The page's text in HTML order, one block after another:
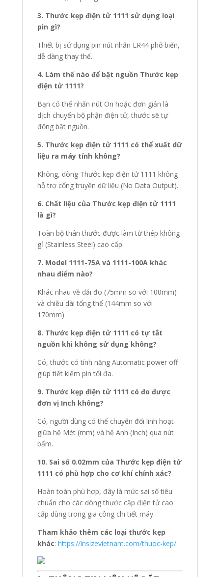
3. Thước kẹp điện tử 1111 sử dụng loại
pin gì?
Thiết bị sử dụng pin nút nhấn LR44 phổ biến,
dễ dàng thay thế.
4. Làm thế nào để bật nguồn Thước kẹp
điện tử 1111?
Bạn có thể nhấn nút On hoặc đơn giản là
dịch chuyển bộ phận điện tử, thước sẽ tự
động bật nguồn.
5. Thước kẹp điện tử 1111 có thể xuất dữ
liệu ra máy tính không?
Không, dòng Thước kẹp điện tử 1111 không
hỗ trợ cổng truyền dữ liệu (No Data Output).
6. Chất liệu của Thước kẹp điện tử 1111
là gì?
Toàn bộ thân thước được làm từ thép không
gỉ (Stainless Steel) cao cấp.
7. Model 1111-75A và 1111-100A khác
nhau điểm nào?
Khác nhau về dải đo (75mm so với 100mm)
và chiều dài tổng thể (144mm so với
170mm).
8. Thước kẹp điện tử 1111 có tự tắt
nguồn khi không sử dụng không?
Có, thước có tính năng Automatic power off
giúp tiết kiệm pin tối đa.
9. Thước kẹp điện tử 1111 có đo được
đơn vị Inch không?
Có, người dùng có thể chuyển đổi linh hoạt
giữa hệ Mét (mm) và hệ Anh (Inch) qua nút
bấm.
10. Sai số 0.02mm của Thước kẹp điện tử
1111 có phù hợp cho cơ khí chính xác?
Hoàn toàn phù hợp, đây là mức sai số tiêu
chuẩn cho các dòng thước cặp điện tử cao
cấp dùng trong gia công chi tiết máy.
Tham khảo thêm các loại thước kẹp
khác: https://insizevietnam.com/thuoc-kep/